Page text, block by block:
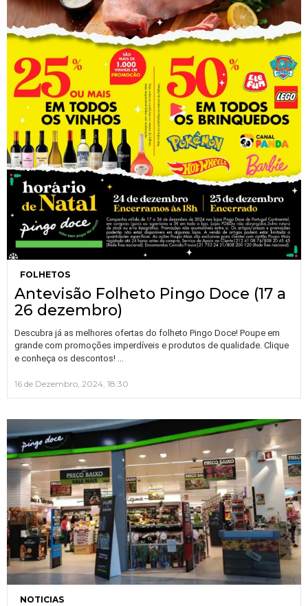
FOLHETOS
Antevisão Folheto Pingo Doce (17 a
26 dezembro)
Descubra já as melhores ofertas do folheto Pingo Doce! Poupe em
grande com promoções imperdíveis e produtos de qualidade. Clique
e conheça os descontos! …
16 de Dezembro, 2024, 18:30
NOTICIAS